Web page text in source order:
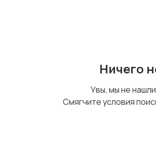
Ничего
Увы, мы не
Смягчите условия